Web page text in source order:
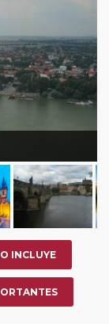
INCLUYE